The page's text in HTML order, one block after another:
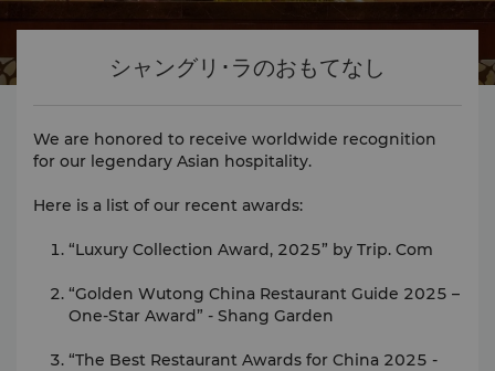
シャングリ･ラのおもてなし
We are honored to receive worldwide recognition
for our legendary Asian hospitality.
Here is a list of our recent awards:
“Luxury Collection Award, 2025” by Trip. Com
“Golden Wutong China Restaurant Guide 2025 –
One-Star Award” - Shang Garden
“The Best Restaurant Awards for China 2025 -